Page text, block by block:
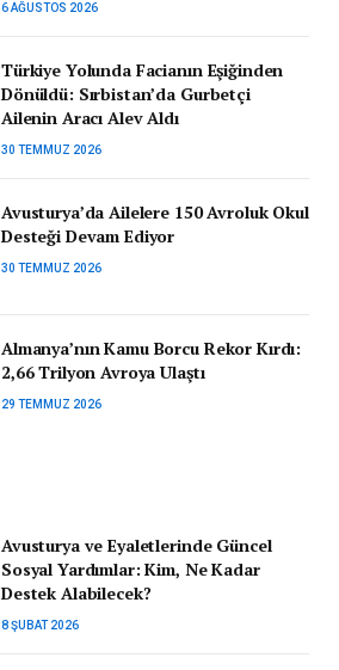
6 AĞUSTOS 2026
Türkiye Yolunda Facianın Eşiğinden
Dönüldü: Sırbistan’da Gurbetçi
Ailenin Aracı Alev Aldı
30 TEMMUZ 2026
Avusturya’da Ailelere 150 Avroluk Okul
Desteği Devam Ediyor
30 TEMMUZ 2026
Almanya’nın Kamu Borcu Rekor Kırdı:
2,66 Trilyon Avroya Ulaştı
29 TEMMUZ 2026
Avusturya ve Eyaletlerinde Güncel
Sosyal Yardımlar: Kim, Ne Kadar
Destek Alabilecek?
8 ŞUBAT 2026